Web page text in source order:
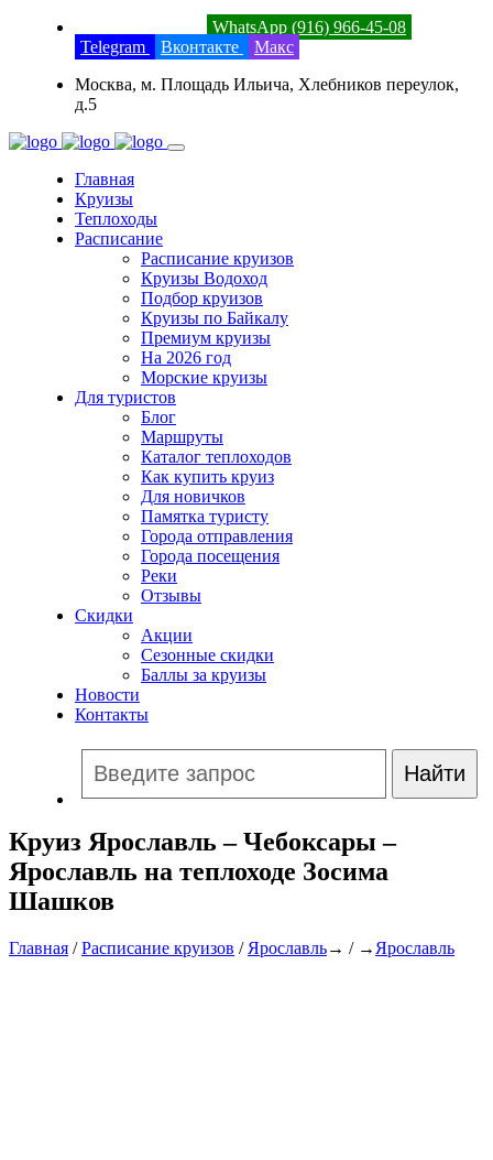
WhatsApp (916) 966-45-08
Telegram
Вконтакте
Макс
Москва, м. Площадь Ильича, Хлебников переулок,
д.5
Главная
Круизы
Теплоходы
Расписание
Расписание круизов
Круизы Водоход
Подбор круизов
Круизы по Байкалу
Премиум круизы
На 2026 год
Морские круизы
Для туристов
Блог
Маршруты
Каталог теплоходов
Как купить круиз
Для новичков
Памятка туристу
Города отправления
Города посещения
Реки
Отзывы
Скидки
Акции
Сезонные скидки
Баллы за круизы
Новости
Контакты
Круиз Ярославль – Чебоксары –
Ярославль на теплоходе Зосима
Шашков
Главная /Расписание круизов / Ярославль→ / → Ярославль